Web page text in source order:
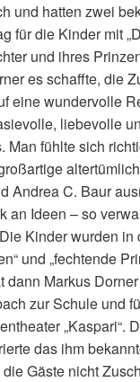
und hatten zwei
für die Kinder mit
und ihres
es schaffte, die
eine wundervolle
liebevolle
Man fühlte sich
Andrea C. Baur
an Ideen – so
Kinder wurden
und „fechtende
dann Markus
zur Schule und
„Kaspari“.
das ihm
Gäste nicht